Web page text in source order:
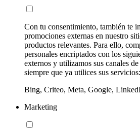
Con tu consentimiento, también te
promociones externas en nuestro
productos relevantes. Para ello,
personales encriptados con los
externos y utilizamos sus canales
siempre que ya utilices sus servicios:
Bing, Criteo, Meta, Google,
Marketing